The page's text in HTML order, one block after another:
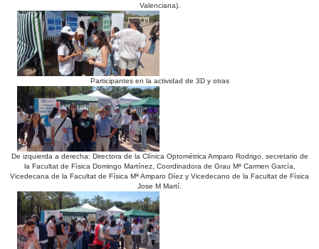
Valenciana).
Participantes en la actividad de 3D y otras
De izquierda a derecha: Directora de la Clínica Optométrica Amparo Rodrigo, secretario de
la Facultat de Física Domingo Martínez, Coordinadora de Grau Mª Carmen García,
Vicedecana de la Facultat de Física Mª Amparo Díez y Vicedecano de la Facultat de Física
Jose M Martí.